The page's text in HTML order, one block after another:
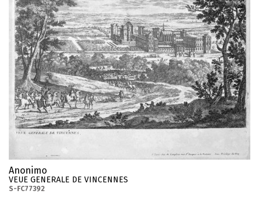
Anonimo
VEUE GENERALE DE VINCENNES
S-FC77392